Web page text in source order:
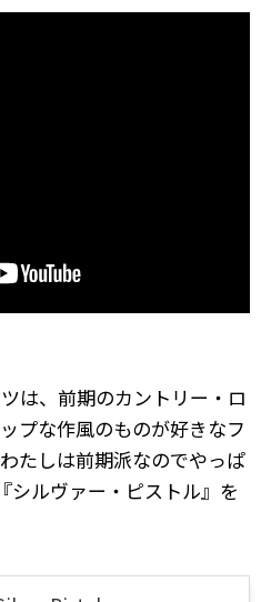
は、前期のカントリー・ロ
プな作風のものが好きなフ
たしは前期派なのでやっぱ
シルヴァー・ピストル』を